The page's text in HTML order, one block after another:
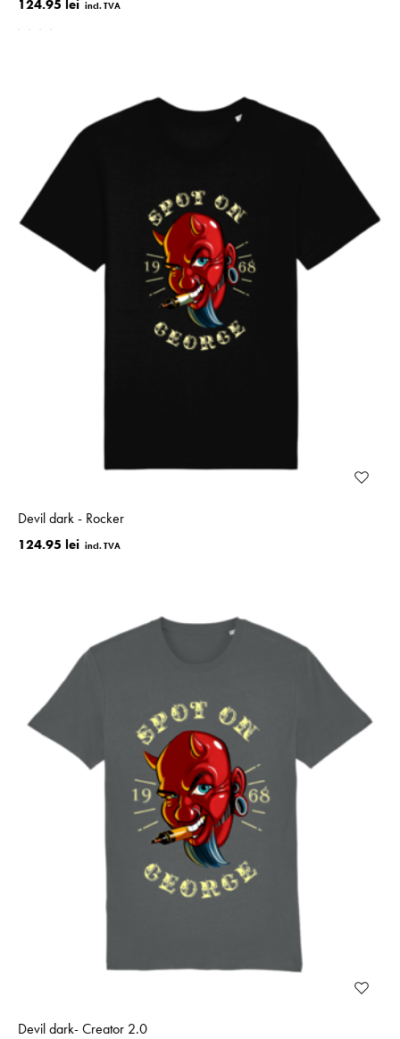
124.95 lei
Devil dark - Rocker
124.95 lei
Devil dark- Creator 2.0